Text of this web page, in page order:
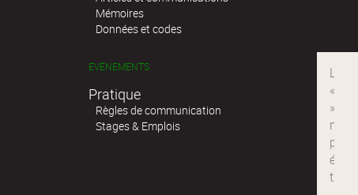
Mémoires
Données et codes
EVÈNEMENTS
Pratique
Règles de communication
Stages & Emplois